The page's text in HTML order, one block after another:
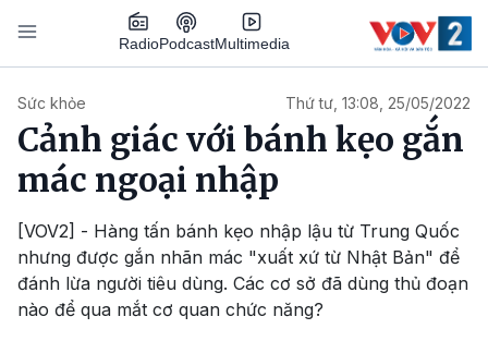
Nhảy đến nội dung
RadioPodcastMultimedia
Sức khỏe Thứ tư, 13:08, 25/05/2022
Cảnh giác với bánh kẹo gắn
mác ngoại nhập
[VOV2] - Hàng tấn bánh kẹo nhập lậu từ Trung Quốc
nhưng được gắn nhãn mác "xuất xứ từ Nhật Bản" để
đánh lừa người tiêu dùng. Các cơ sở đã dùng thủ đoạn
nào để qua mắt cơ quan chức năng?